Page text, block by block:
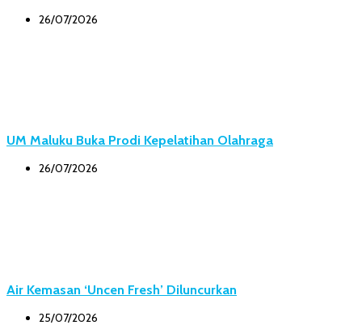
26/07/2026
UM Maluku Buka Prodi Kepelatihan Olahraga
26/07/2026
Air Kemasan ‘Uncen Fresh’ Diluncurkan
25/07/2026